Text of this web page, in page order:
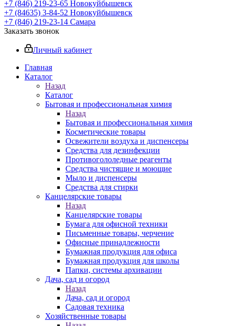
+7 (846) 219-23-65 Новокуйбышевск
+7 (84635) 3-84-52 Новокуйбышевск
+7 (846) 219-23-14 Самара
Заказать звонок
Личный кабинет
Главная
Каталог
Назад
Каталог
Бытовая и профессиональная химия
Назад
Бытовая и профессиональная химия
Косметические товары
Освежители воздуха и диспенсеры
Средства для дезинфекции
Противогололедные реагенты
Средства чистящие и моющие
Мыло и диспенсеры
Средства для стирки
Канцелярские товары
Назад
Канцелярские товары
Бумага для офисной техники
Письменные товары, черчение
Офисные принадлежности
Бумажная продукция для офиса
Бумажная продукция для школы
Папки, системы архивации
Дача, сад и огород
Назад
Дача, сад и огород
Садовая техника
Хозяйственные товары